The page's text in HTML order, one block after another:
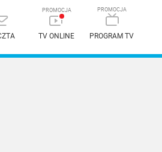
TV ONLINE PROGRAM TV